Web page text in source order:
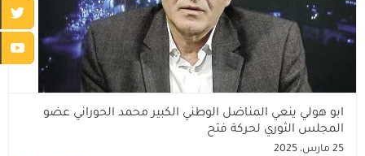
ابو هولي ينعي المناضل الوطني الكبير محمد الحوراني عضو
المجلس الثوري لحركة فتح
25 مارس، 2025